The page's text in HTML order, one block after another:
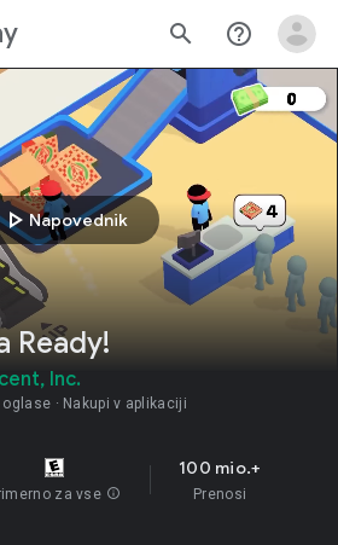
search help_outline
play_arrowNapovednik
Ready!
Inc.
oglase Nakupi v aplikaciji
za vse info
100 mio.+
Prenosi